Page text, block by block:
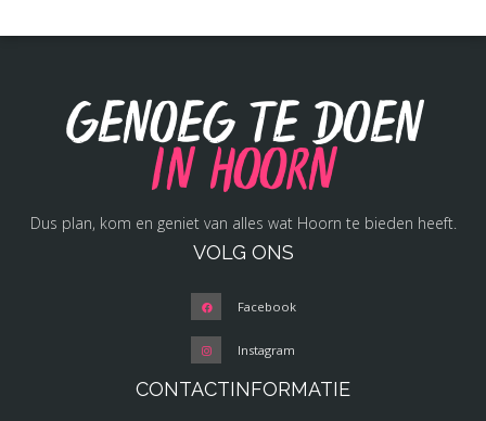
Genoeg te doen
in Hoorn
Dus plan, kom en geniet van alles wat Hoorn te bieden heeft.
VOLG ONS
Facebook
Instagram
CONTACTINFORMATIE